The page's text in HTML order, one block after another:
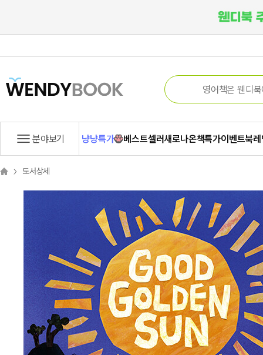
분야보기 냥냥특가 베스트셀러새로나온책특가이벤트북
도서상세